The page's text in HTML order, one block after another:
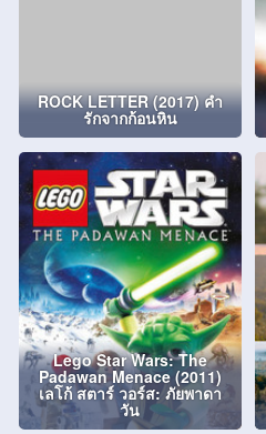
ROCK LETTER (2017) คำ
รักจากก้อนหิน
Lego Star Wars: The
Padawan Menace (2011)
เลโก้ สตาร์ วอร์ส: ภัยพาดา
วัน